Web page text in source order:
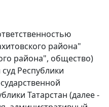
района"
района", общество)
Республики
Татарстан (далее -